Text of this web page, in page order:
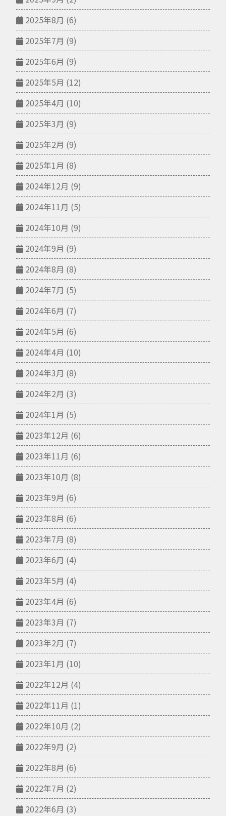
2025年8月 (6)
2025年7月 (9)
2025年6月 (9)
2025年5月 (12)
2025年4月 (10)
2025年3月 (9)
2025年2月 (9)
2025年1月 (8)
2024年12月 (9)
2024年11月 (5)
2024年10月 (9)
2024年9月 (9)
2024年8月 (8)
2024年7月 (5)
2024年6月 (7)
2024年5月 (6)
2024年4月 (10)
2024年3月 (8)
2024年2月 (3)
2024年1月 (5)
2023年12月 (6)
2023年11月 (6)
2023年10月 (8)
2023年9月 (6)
2023年8月 (6)
2023年7月 (8)
2023年6月 (4)
2023年5月 (4)
2023年4月 (6)
2023年3月 (7)
2023年2月 (7)
2023年1月 (10)
2022年12月 (4)
2022年11月 (1)
2022年10月 (2)
2022年9月 (2)
2022年8月 (6)
2022年7月 (2)
2022年6月 (3)